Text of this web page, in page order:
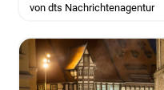
von dts Nachrichtenagentur